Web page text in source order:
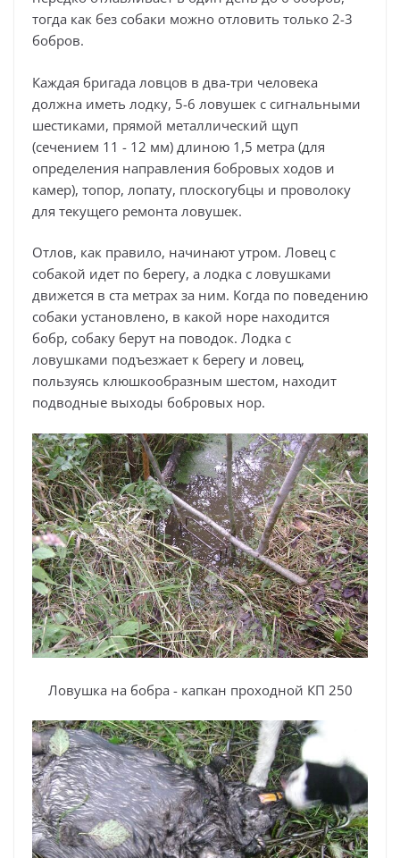
тогда как без собаки можно отловить только 2-3
бобров.
Каждая бригада ловцов в два-три человека
должна иметь лодку, 5-6 ловушек с сигнальными
шестиками, прямой металлический щуп
(сечением 11 - 12 мм) длиною 1,5 метра (для
определения направления бобровых ходов и
камер), топор, лопату, плоскогубцы и проволоку
для текущего ремонта ловушек.
Отлов, как правило, начинают утром. Ловец с
собакой идет по берегу, а лодка с ловушками
движется в ста метрах за ним. Когда по поведению
собаки установлено, в какой норе находится
бобр, собаку берут на поводок. Лодка с
ловушками подъезжает к берегу и ловец,
пользуясь клюшкообразным шестом, находит
подводные выходы бобровых нор.
Ловушка на бобра - капкан проходной КП 250